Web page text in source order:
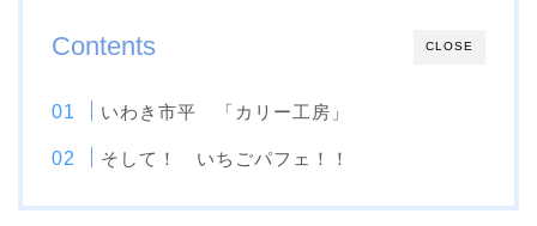
CLOSE
Contents
いわき市平 「カリー工房」
そして！ いちごパフェ！！